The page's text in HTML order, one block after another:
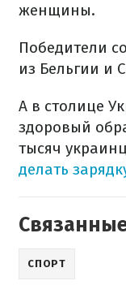
женщины.
Победители
из Бельгии и
А в столице
здоровый
тысяч
делать
СПОРТ